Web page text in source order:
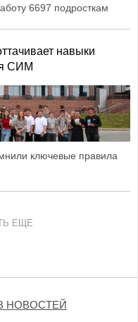
6697 подросткам
навыки
СИМ
ключевые правила
ЕЩЕ
НОВОСТЕЙ